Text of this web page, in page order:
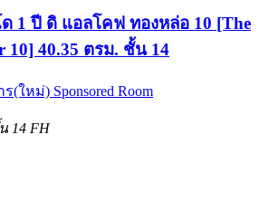
1 ปี ดิ แอลโคฟ ทองหล่อ 10 [The
10] 40.35 ตรม. ชั้น 14
ร(ใหม่) Sponsored Room
14 FH